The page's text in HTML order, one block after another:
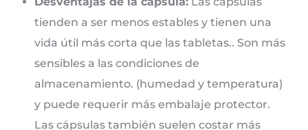
tienden a ser menos estables y tienen una
vida útil más corta que las tabletas.. Son más
sensibles a las condiciones de
almacenamiento. (humedad y temperatura)
y puede requerir más embalaje protector.
Las cápsulas también suelen costar más